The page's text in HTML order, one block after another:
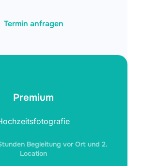
Termin anfragen
Premium
Begleitung vor Ort und 2.
Location